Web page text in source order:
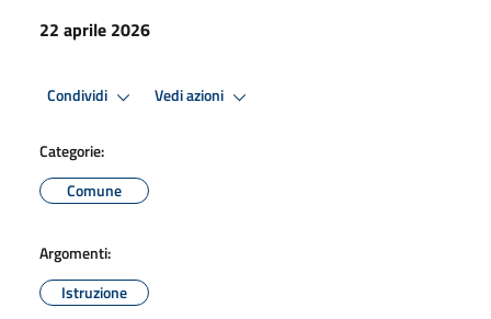
22 aprile 2026
Condividi Vedi azioni
Categorie:
Comune
Argomenti:
Istruzione